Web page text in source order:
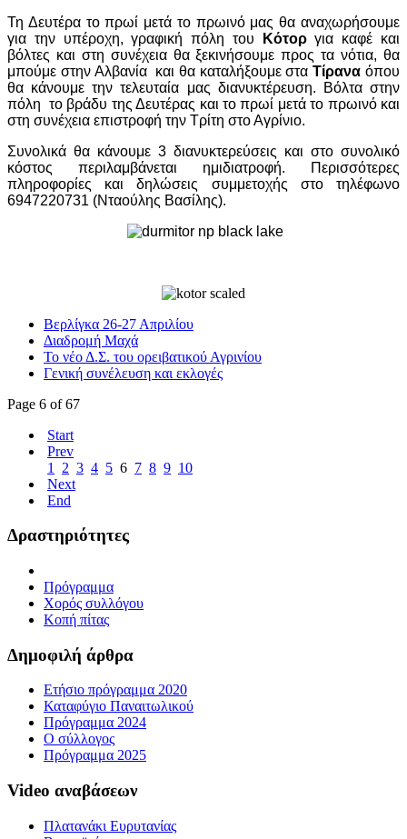
Τη Δευτέρα το πρωί μετά το πρωινό μας θα αναχωρήσουμε
για την υπέροχη, γραφική πόλη του
Κότοργια καφέ και
βόλτες και στη συνέχεια θα ξεκινήσουμε προς τα νότια, θα
μπούμε στην Αλβανία και θα καταλήξουμε σταΤίρανα όπου
θα κάνουμε την τελευταία μας διανυκτέρευση. Βόλτα στην
πόλη το βράδυ της Δευτέρας και το πρωί μετά το πρωινό και
στη συνέχεια επιστροφή την Τρίτη στο Αγρίνιο.
Συνολικά θα κάνουμε 3 διανυκτερεύσεις και στο συνολικό
κόστος περιλαμβάνεται ημιδιατροφή. Περισσότερες
πληροφορίες καιδηλώσεις συμμετοχής στο τηλέφωνο
6947220731 (Νταούλης Βασίλης).
Βερλίγκα 26-27 Απριλίου
Διαδρομή Μαχά
Το νέο Δ.Σ. του ορειβατικού Αγρινίου
Γενική συνέλευση και εκλογές
Page 6 of 67
Start
Prev
1
2 3 4 5 6 7 8 9 10
Next
End
Δραστηριότητες
Πρόγραμμα
Χορός συλλόγου
Κοπή πίτας
Δημοφιλή άρθρα
Ετήσιο πρόγραμμα 2020
Καταφύγιο Παναιτωλικού
Πρόγραμμα 2024
Ο σύλλογος
Πρόγραμμα 2025
Video αναβάσεων
Πλατανάκι Ευρυτανίας